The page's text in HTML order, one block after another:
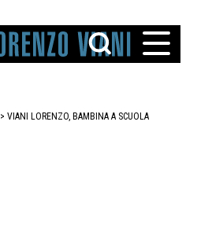
> VIANI LORENZO, BAMBINA A SCUOLA